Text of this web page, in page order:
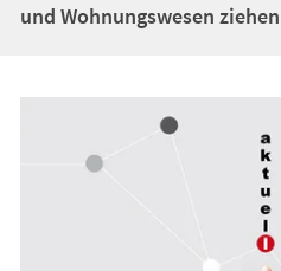
und Wohnungswesen